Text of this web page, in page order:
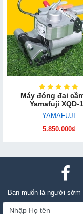
Máy đóng đai
Yamafuji XQD-
YAMAFUJI
5.850.000₫
Bạn muốn là người sớm